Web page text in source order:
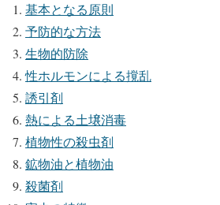
基本となる原則
予防的な方法
生物的防除
性ホルモンによる撹乱
誘引剤
熱による土壌消毒
植物性の殺虫剤
鉱物油と植物油
殺菌剤